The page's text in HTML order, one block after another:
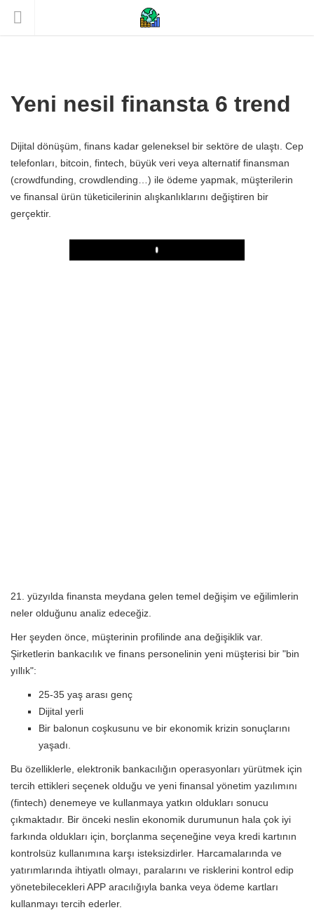
Yeni nesil finansta 6 trend
Dijital dönüşüm, finans kadar geleneksel bir sektöre de ulaştı. Cep
telefonları, bitcoin, fintech, büyük veri veya alternatif finansman
(crowdfunding, crowdlending…) ile ödeme yapmak, müşterilerin
ve finansal ürün tüketicilerinin alışkanlıklarını değiştiren bir
gerçektir.
Play
21. yüzyılda finansta meydana gelen temel değişim ve eğilimlerin
neler olduğunu analiz edeceğiz.
Her şeyden önce, müşterinin profilinde ana değişiklik var.
Şirketlerin bankacılık ve finans personelinin yeni müşterisi bir "bin
yıllık":
25-35 yaş arası genç
Dijital yerli
Bir balonun coşkusunu ve bir ekonomik krizin sonuçlarını
yaşadı.
Bu özelliklerle, elektronik bankacılığın operasyonları yürütmek için
tercih ettikleri seçenek olduğu ve yeni finansal yönetim yazılımını
(fintech) denemeye ve kullanmaya yatkın oldukları sonucu
çıkmaktadır. Bir önceki neslin ekonomik durumunun hala çok iyi
farkında oldukları için, borçlanma seçeneğine veya kredi kartının
kontrolsüz kullanımına karşı isteksizdirler. Harcamalarında ve
yatırımlarında ihtiyatlı olmayı, paralarını ve risklerini kontrol edip
yönetebilecekleri APP aracılığıyla banka veya ödeme kartları
kullanmayı tercih ederler.